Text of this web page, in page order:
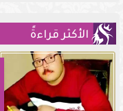
الأكثر قراءةً